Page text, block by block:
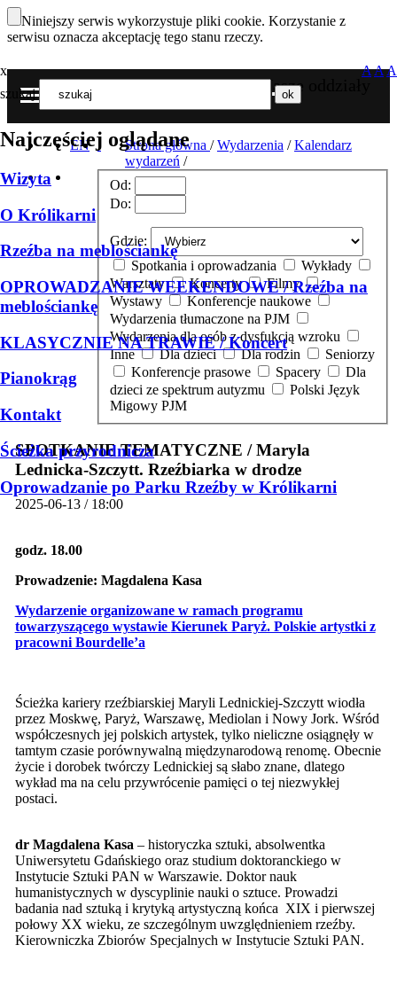
Niniejszy serwis wykorzystuje pliki cookie. Korzystanie z
serwisu oznacza akceptację tego stanu rzeczy.
Nasze oddziały
MENU
x
szukaj
Najczęściej oglądane
Wizyta
O Królikarni
Rzeźba na meblościankę
OPROWADZANIE WEEKENDOWE / Rzeźba na
meblościankę
KLASYCZNIE NA TRAWIE / Koncert
Pianokrąg
Kontakt
Ścieżka przyrodnicza
Oprowadzanie po Parku Rzeźby w Królikarni
AAA
EN Strona główna / Wydarzenia /Kalendarz
wydarzeń /
Od:
Do:
Gdzie:
Spotkania i oprowadzania
Wykłady
Warsztaty
Koncerty
Filmy
Wystawy
Konferencje naukowe
Wydarzenia tłumaczone na PJM
Wydarzenia dla osób z dysfukcją wzroku
Inne
Dla dzieci Dla rodzin
Seniorzy
Konferencje prasowe
Spacery
dzieci ze spektrum autyzmu
Migowy PJM
SPOTKANIE TEMATYCZNE / Maryla
Lednicka-Szczytt. Rzeźbiarka w drodze
2025-06-13 / 18:00
godz. 18.00
Prowadzenie: Magdalena Kasa
Wydarzenie organizowane w ramach programu
towarzyszącego wystawie Kierunek Paryż. Polskie artystki z
pracowni Bourdelle’a
Ścieżka kariery rzeźbiarskiej Maryli Lednickiej-Szczytt wiodła
przez Moskwę, Paryż, Warszawę, Mediolan i Nowy Jork. Wśród
współczesnych jej polskich artystek, tylko nieliczne osiągnęły w
tamtym czasie porównywalną międzynarodową renomę. Obecnie
życie i dorobek twórczy Lednickiej są słabo znane, dlatego
wykład ma na celu przywrócenie pamięci o tej niezwykłej
postaci.
dr Magdalena Kasa – historyczka sztuki, absolwentka
Uniwersytetu Gdańskiego oraz studium doktoranckiego w
Instytucie Sztuki PAN w Warszawie. Doktor nauk
humanistycznych w dyscyplinie nauki o sztuce. Prowadzi
badania nad sztuką i krytyką artystyczną końca XIX i pierwszej
połowy XX wieku, ze szczególnym uwzględnieniem rzeźby.
Kierowniczka Zbiorów Specjalnych w Instytucie Sztuki PAN.